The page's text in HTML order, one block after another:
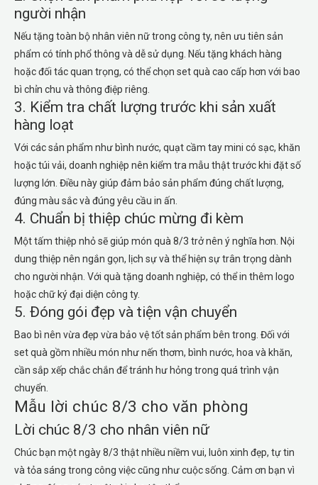
người nhận
Nếu tặng toàn bộ nhân viên nữ trong công ty, nên ưu tiên sản
phẩm có tính phổ thông và dễ sử dụng. Nếu tặng khách hàng
hoặc đối tác quan trọng, có thể chọn set quà cao cấp hơn với bao
bì chỉn chu và thông điệp riêng.
3. Kiểm tra chất lượng trước khi sản xuất
hàng loạt
Với các sản phẩm như bình nước, quạt cầm tay mini có sạc, khăn
hoặc túi vải, doanh nghiệp nên kiểm tra mẫu thật trước khi đặt số
lượng lớn. Điều này giúp đảm bảo sản phẩm đúng chất lượng,
đúng màu sắc và đúng yêu cầu in ấn.
4. Chuẩn bị thiệp chúc mừng đi kèm
Một tấm thiệp nhỏ sẽ giúp món quà 8/3 trở nên ý nghĩa hơn. Nội
dung thiệp nên ngắn gọn, lịch sự và thể hiện sự trân trọng dành
cho người nhận. Với quà tặng doanh nghiệp, có thể in thêm logo
hoặc chữ ký đại diện công ty.
5. Đóng gói đẹp và tiện vận chuyển
Bao bì nên vừa đẹp vừa bảo vệ tốt sản phẩm bên trong. Đối với
set quà gồm nhiều món như nến thơm, bình nước, hoa và khăn,
cần sắp xếp chắc chắn để tránh hư hỏng trong quá trình vận
chuyển.
Mẫu lời chúc 8/3 cho văn phòng
Lời chúc 8/3 cho nhân viên nữ
Chúc bạn một ngày 8/3 thật nhiều niềm vui, luôn xinh đẹp, tự tin
và tỏa sáng trong công việc cũng như cuộc sống. Cảm ơn bạn vì